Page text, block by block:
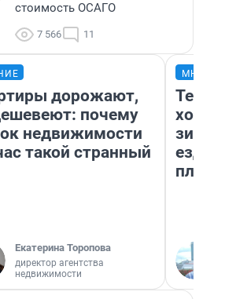
стоимость ОСАГО
7 566 11
дорожают,
почему
недвижимости
такой странный
Екатерина Торопова
директор агентства
недвижимости
ездит